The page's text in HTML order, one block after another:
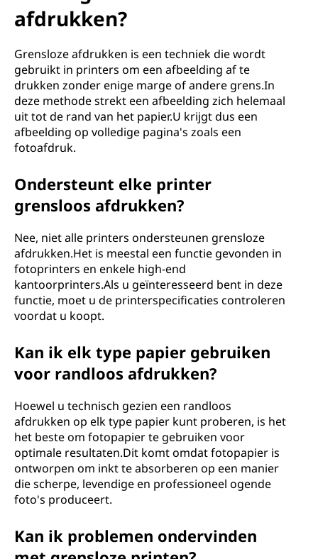
afdrukken?
Grensloze afdrukken is een techniek die wordt
gebruikt in printers om een ​​afbeelding af te
drukken zonder enige marge of andere grens.In
deze methode strekt een afbeelding zich helemaal
uit tot de rand van het papier.U krijgt dus een
afbeelding op volledige pagina's zoals een
fotoafdruk.
Ondersteunt elke printer
grensloos afdrukken?
Nee, niet alle printers ondersteunen grensloze
afdrukken.Het is meestal een functie gevonden in
fotoprinters en enkele high-end
kantoorprinters.Als u geïnteresseerd bent in deze
functie, moet u de printerspecificaties controleren
voordat u koopt.
Kan ik elk type papier gebruiken
voor randloos afdrukken?
Hoewel u technisch gezien een randloos
afdrukken op elk type papier kunt proberen, is het
het beste om fotopapier te gebruiken voor
optimale resultaten.Dit komt omdat fotopapier is
ontworpen om inkt te absorberen op een manier
die scherpe, levendige en professioneel ogende
foto's produceert.
Kan ik problemen ondervinden